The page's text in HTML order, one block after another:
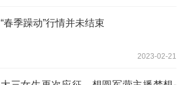
“春季躁动”行情并未结束
2023-02-21